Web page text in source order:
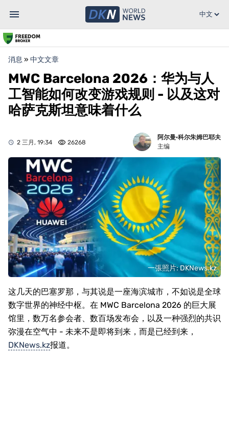
消息 » 中文文章
MWC Barcelona 2026：华为与人
工智能如何改变游戏规则 - 以及这对
哈萨克斯坦意味着什么
2 三月, 19:34 26268
阿尔曼·科尔朱姆巴耶夫
主编
一張照片: DKNews.kz
这几天的巴塞罗那，与其说是一座海滨城市，不如说是全球
数字世界的神经中枢。在 MWC Barcelona 2026 的巨大展
馆里，数万名参会者、数百场发布会，以及一种强烈的共识
弥漫在空气中 - 未来不是即将到来，而是已经到来，
DKNews.kz报道。